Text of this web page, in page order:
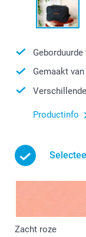
Gemaakt
Productinfo
Zacht roze